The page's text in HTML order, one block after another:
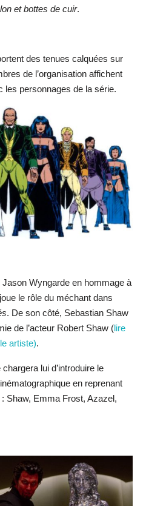
et bottes de cuir.
des tenues calquées sur
de l’organisation affichent
les personnages de la série.
Wyngarde en hommage à
le rôle du méchant dans
. De son côté, Sebastian Shaw
de l’acteur Robert Shaw (lire
artiste).
chargera lui d’introduire le
en reprenant
Shaw, Emma Frost, Azazel,